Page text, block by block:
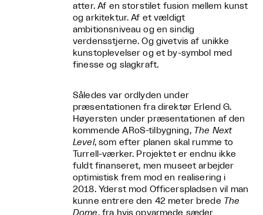
atter. Af en storstilet fusion mellem kunst
og arkitektur. Af et vældigt
ambitionsniveau og en sindig
verdensstjerne. Og givetvis af unikke
kunstoplevelser og et by-symbol med
finesse og slagkraft.
Således var ordlyden under
præsentationen fra direktør Erlend G.
Høyersten under præsentationen af den
kommende ARoS-tilbygning, The Next
Level, som efter planen skal rumme to
Turrell-værker. Projektet er endnu ikke
fuldt finanseret, men museet arbejder
optimistisk frem mod en realisering i
2018. Yderst mod Officerspladsen vil man
kunne entrere den 42 meter brede The
Dome, fra hvis opvarmede sæder